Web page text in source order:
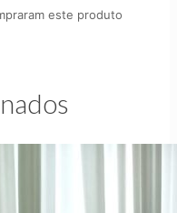
este produto